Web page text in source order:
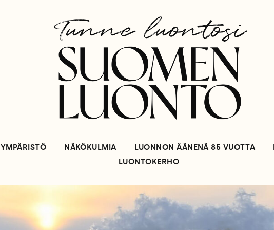
YMPÄRISTÖ NÄKÖKULMIA LUONNON ÄÄNENÄ 85 VUOTTA
LUONTOKERHO